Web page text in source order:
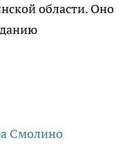
области. Оно
Смолино